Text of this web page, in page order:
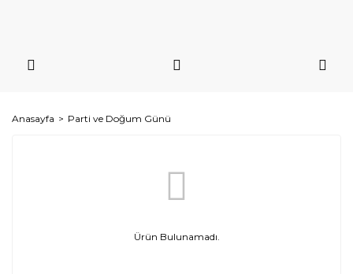
Anasayfa Parti ve Doğum Günü
Ürün Bulunamadı.